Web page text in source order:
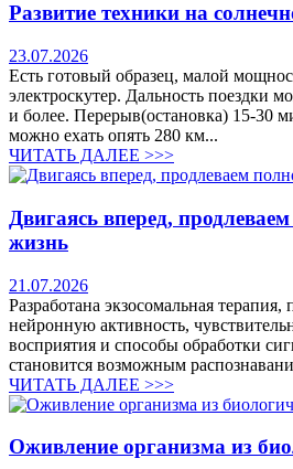
Развитие техники на
23.07.2026
Есть готовый образец, малой
электроскутер. Дальность поездки
и более. Перерыв(остановка) 15-30
можно ехать опять 280 км...
ЧИТАТЬ ДАЛЕЕ >>>
Двигаясь вперед,
жизнь
21.07.2026
Разработана экзосомальная
нейронную активность,
восприятия и способы обработки
становится возможным
ЧИТАТЬ ДАЛЕЕ >>>
Оживление организма из